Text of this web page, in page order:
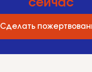
сейчас
Сделать